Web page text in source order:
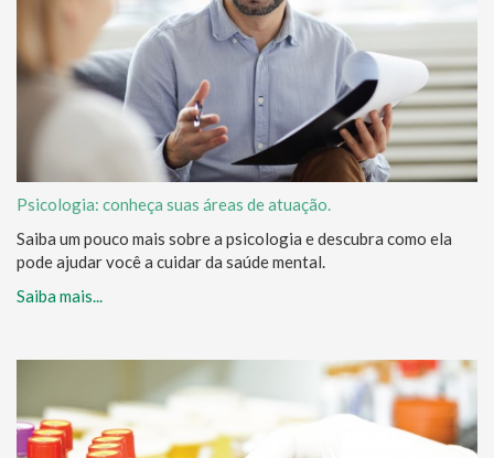
Psicologia: conheça suas áreas de atuação.
Saiba um pouco mais sobre a psicologia e descubra como ela
pode ajudar você a cuidar da saúde mental.
Saiba mais...